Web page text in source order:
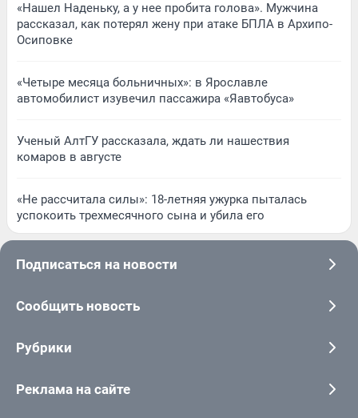
«Нашел Наденьку, а у нее пробита голова». Мужчина
рассказал, как потерял жену при атаке БПЛА в Архипо-
Осиповке
«Четыре месяца больничных»: в Ярославле
автомобилист изувечил пассажира «Яавтобуса»
Ученый АлтГУ рассказала, ждать ли нашествия
комаров в августе
«Не рассчитала силы»: 18-летняя ужурка пыталась
успокоить трехмесячного сына и убила его
Подписаться на новости
Сообщить новость
Рубрики
Реклама на сайте